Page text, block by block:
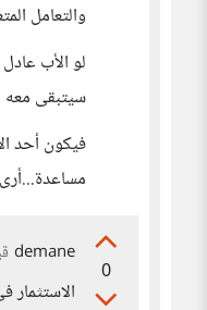
والتعامل
سيتبقى معه 50 ألف بعد مصاريف كلية الطبيب وبعد عمر طويل يتم تقسيمها كورث 25 ألف لكل ولد.
0
demane
الاستثمار